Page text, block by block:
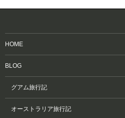
HOME
BLOG
グアム旅行記
オーストラリア旅行記